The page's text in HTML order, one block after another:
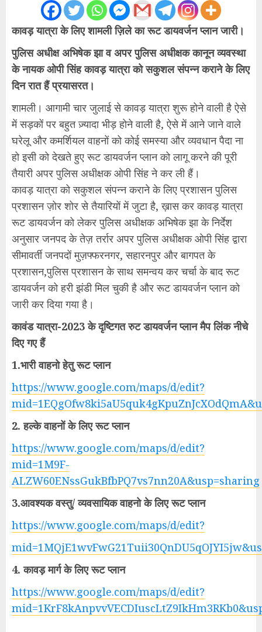
कावड़ यात्रा के लिए शामली ज़िले का रूट डायवर्जन प्लान जारी।
पुलिस अधीक्ष अभिषेक झा व अपर पुलिस अधीक्षक कानून व्यवस्था
के नायक ओपी सिंह कावड़ यात्रा को सकुशल संपन्न कराने के लिए
दिन रात हैं प्रयासरत।
शामली। आगामी चार जुलाई से कावड़ यात्रा शुरू होने वाली है ऐसे
में सड़कों पर बहुत ज़्यादा भीड़ होने वाली है, ऐसे में आने जाने वाले
घरेलू और कमर्शियल वाहनों को कोई समस्या और व्यवधान पैदा ना
हो इसी को देखते हुए रूट डायवर्जन प्लान को लागू करने की पूरी
तैयारी अपर पुलिस अधीक्षक ओपी सिंह ने कर ली हैं।
कावड़ यात्रा को सकुशल संपन्न कराने के लिए प्रशासन पुलिस
प्रशासन ज़ोर शोर से तैयारियों में जुटा है, ख़ास कर कावड़ यात्रा
रूट डायवर्जन को लेकर पुलिस अधीक्षक अभिषेक झा के निर्देश
अनुसार जनपद के तेज़ तर्रार अपर पुलिस अधीक्षक ओपी सिंह द्वारा
सीमावर्ती जनपदों मुज़फ्फरनगर, सहारनपुर और बागपत के
प्रशासन,पुलिस प्रशासन के साथ समन्वय कर चर्चा के बाद रूट
डायवर्जन को हरी झंडी मिल चुकी है और रूट डायवर्जन प्लान को
जारी कर दिया गया है।
कावंड यात्रा-2023 के दृष्टिगत रुट डायवर्जन प्लान मैप लिंक नीचे
दिए गए हैं
1.भारी वाहनो हेतु रूट प्लान
https://www.google.com/maps/d/edit?
2. हल्के वाहनों के लिए रूट प्लान
https://www.google.com/maps/d/edit?
mid=1M9F-
ALZW60ENssGukBfbPQ7vs7nn20A&usp=sharing
3.आवश्यक वस्तु/ व्यवसायिक वाहनो के लिए रूट प्लान
https://www.google.com/maps/d/edit?
4. कावड़ मार्ग के लिए रूट प्लान
https://www.google.com/maps/d/edit?